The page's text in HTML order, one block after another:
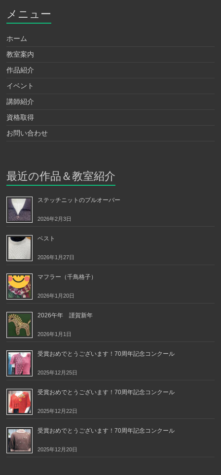
メニュー
ホーム
教室案内
作品紹介
イベント
講師紹介
資格取得
お問い合わせ
最近の作品＆教室紹介
ステッチニットのプルオーバー
2026年2月3日
ベスト
2026年1月27日
マフラー（千鳥格子）
2026年1月20日
2026午年 謹賀新年
2026年1月1日
受賞おめでとうございます！70周年記念コンクール
2025年12月25日
受賞おめでとうございます！70周年記念コンクール
2025年12月22日
受賞おめでとうございます！70周年記念コンクール
2025年12月20日